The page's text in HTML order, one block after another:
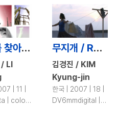
인어를 찾아서 / Search for Mermaid in Desert
/ LI
| 11 |
| color,
무지개 / Rainbow
김경진 / KIM
Kyung-jin
한국 | 2007 | 18 |
DV6mmdigital |